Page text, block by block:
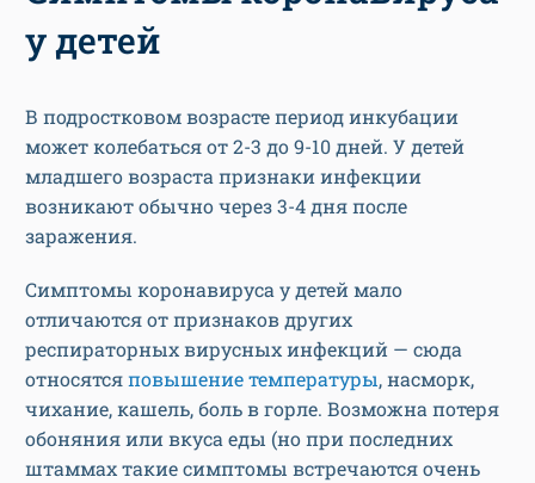
у детей
В подростковом возрасте период инкубации
может колебаться от 2-3 до 9-10 дней. У детей
младшего возраста признаки инфекции
возникают обычно через 3-4 дня после
заражения.
Симптомы коронавируса у детей мало
отличаются от признаков других
респираторных вирусных инфекций — сюда
относятсяповышение температуры, насморк,
чихание, кашель, боль в горле. Возможна потеря
обоняния или вкуса еды (но при последних
штаммах такие симптомы встречаются очень